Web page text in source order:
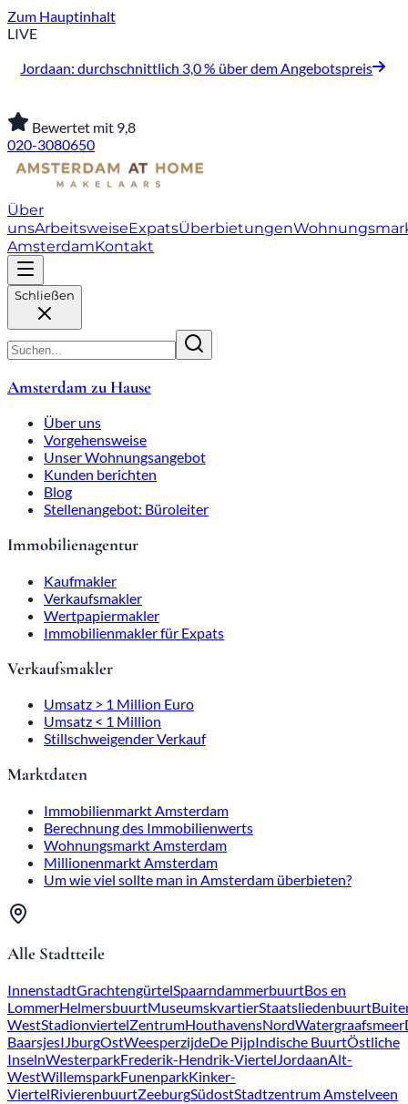
Zum Hauptinhalt
LIVE
Jordaan: durchschnittlich 3,0 % über dem Angebotspreis
Bewertet mit 9,8
020-3080650
Über
unsArbeitsweiseExpatsÜberbietungen
AmsterdamKontakt
Schließen
Amsterdam zu Hause
Über uns
Vorgehensweise
Unser Wohnungsangebot
Kunden berichten
Blog
Stellenangebot: Büroleiter
Immobilienagentur
Kaufmakler
Verkaufsmakler
Wertpapiermakler
Immobilienmakler für Expats
Verkaufsmakler
Umsatz > 1 Million Euro
Umsatz < 1 Million
Stillschweigender Verkauf
Marktdaten
Immobilienmarkt Amsterdam
Berechnung des Immobilienwerts
Wohnungsmarkt Amsterdam
Millionenmarkt Amsterdam
Um wie viel sollte man in Amsterdam überbieten?
Alle Stadtteile
InnenstadtGrachtengürtelSpaarndammerbuurtBos en
LommerHelmersbuurtMuseumskvartierStaatsliedenbuurt
WestStadionviertelZentrumHouthavensNordWatergraafsmeer
BaarsjesIJburgOstWeesperzijdeDe PijpIndische BuurtÖstliche
InselnWesterparkFrederik-Hendrik-ViertelJordaanAlt-
WestWillemsparkFunenparkKinker-
ViertelRivierenbuurtZeeburgSüdostStadtzentrum Amstelveen